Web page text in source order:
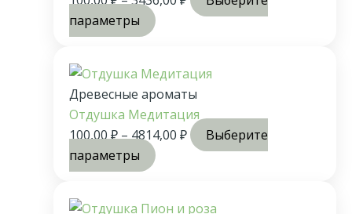
параметры
Древесные ароматы
Отдушка Медитация
100,00₽–4814,00 ₽
Выберите
параметры